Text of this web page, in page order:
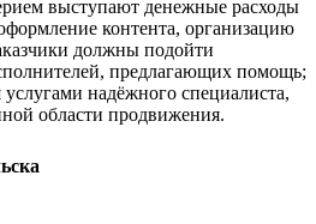
выступают денежные расходы
контента, организацию
должны подойти
предлагающих помощь;
услугами надёжного специалиста,
области продвижения.